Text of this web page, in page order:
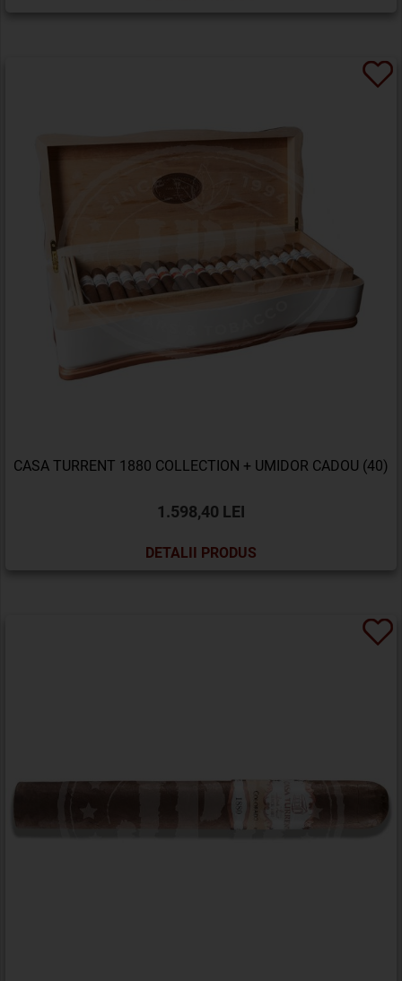
CASA TURRENT 1880 COLLECTION + UMIDOR CADOU (40)
1.598,40 LEI
DETALII PRODUS